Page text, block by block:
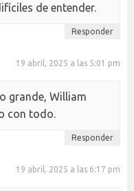
de entender.
Responder
19 abril, 2025 a las 5:01 pm
grande, William
con todo.
Responder
19 abril, 2025 a las 6:17 pm